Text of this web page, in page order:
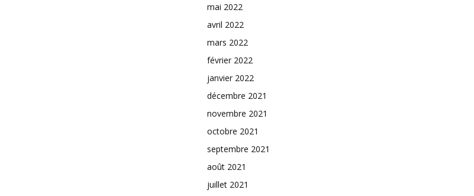
mai 2022
avril 2022
mars 2022
février 2022
janvier 2022
décembre 2021
novembre 2021
octobre 2021
septembre 2021
août 2021
juillet 2021